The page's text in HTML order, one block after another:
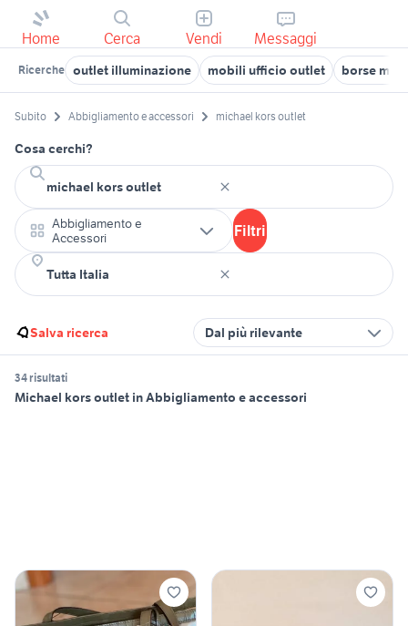
Home Cerca Vendi Messaggi
Ricerche outlet illuminazione mobili ufficio outlet borse
Subito Abbigliamento e accessori michael kors outlet
Cosa cerchi?
Abbigliamento e
Accessori
Filtri
Salva ricerca Dal più rilevante
34 risultati
Michael kors outlet in Abbigliamento e accessori